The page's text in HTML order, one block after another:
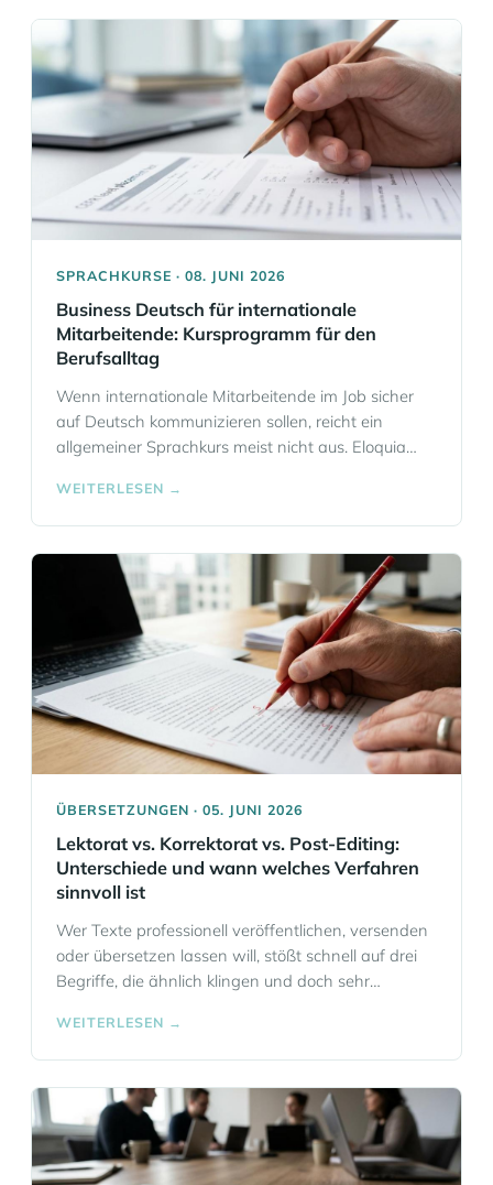
die Veröffentlichung aufbereiten lassen möchten,
erhalten Sie bei uns einen klar definierten Post-
Editing-Service. Für Teams aus Banking, Finance,
Legal, HR und Real Estate sowie… Mehr
Informationen
SPRACHKURSE · 08. JUNI 2026
Business Deutsch für internationale
Mitarbeitende: Kursprogramm für den
Berufsalltag
Wenn internationale Mitarbeitende im Job sicher
auf Deutsch kommunizieren sollen, reicht ein
allgemeiner Sprachkurs meist nicht aus. Eloquia
Kurse, die direkt auf den Berufsalltag ausgerichtet
sind: für Meetings, Telefonate, E-Mails,
Präsentationen und die Abstimmung im Team.
Eloquia unterstützt Unternehmen in Frankfurt und
darüber hinaus ebenso wie einzelne Berufstätige,
die in Deutschland leben… Mehr Informationen
WEITERLESEN →
ÜBERSETZUNGEN · 05. JUNI 2026
Lektorat vs. Korrektorat vs. Post-Editing:
Unterschiede und wann welches Verfahren
sinnvoll ist
Wer Texte professionell veröffentlichen, versenden
oder übersetzen lassen will, stößt schnell auf drei
Begriffe, die ähnlich klingen und doch sehr
Lektorat und Post-Editing. Genau an dieser Stelle
entstehen in Unternehmen, Agenturen und
Fachabteilungen oft Missverständnisse. Wird nur
die sprachliche Oberfläche geprüft, soll der Stil
überarbeitet werden, oder liegt bereits eine
maschinell… Mehr Informationen
WEITERLESEN →